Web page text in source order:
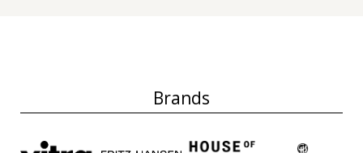
Brands